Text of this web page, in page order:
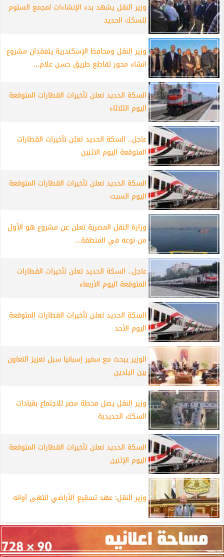
وزير النقل يشهد بدء الإنشاءات لمجمع الستوم
للسكك الحديد
وزير النقل ومحافظ الإسكندرية يتفقدان مشروع
انشاء محور تقاطع طريق حسن علام...
السكة الحديد تعلن تأخيرات القطارات المتوقعة
اليوم الثلاثاء
عاجل.. السكة الحديد تعلن تأخيرات القطارات
المتوقعة اليوم الاثنين
السكة الحديد تعلن تأخيرات القطارات المتوقعة
اليوم السبت
وزارة النقل المصرية تعلن عن مشروع هو الأول
من نوعه في المنطقة...
عاجل.. السكة الحديد تعلن تأخيرات القطارات
المتوقعة اليوم الأربعاء
السكة الحديد تعلن تأخيرات القطارات المتوقعة
اليوم الأحد
الوزير يبحث مع سفير إسبانيا سبل تعزيز التعاون
بين البلدين
وزير النقل يصل محطة مصر للاجتماع بقيادات
السكك الحديدية
السكة الحديد تعلن تأخيرات القطارات المتوقعة
اليوم الإثنين
وزير النقل: عهد تسقيع الأراضي انتهى آوانه